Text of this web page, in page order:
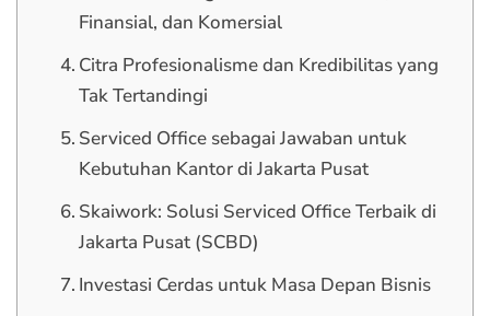
Finansial, dan Komersial
Citra Profesionalisme dan Kredibilitas yang
Tak Tertandingi
Serviced Office sebagai Jawaban untuk
Kebutuhan Kantor di Jakarta Pusat
Skaiwork: Solusi Serviced Office Terbaik di
Jakarta Pusat (SCBD)
Investasi Cerdas untuk Masa Depan Bisnis